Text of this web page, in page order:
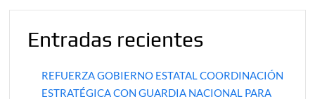
Entradas recientes
REFUERZA GOBIERNO ESTATAL COORDINACIÓN
ESTRATÉGICA CON GUARDIA NACIONAL PARA